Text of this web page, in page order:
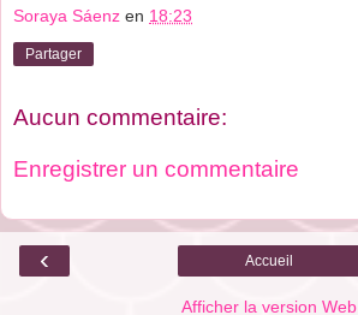
Soraya Sáenz en 18:23
Partager
Aucun commentaire:
Enregistrer un commentaire
‹ Accueil
Afficher la version Web